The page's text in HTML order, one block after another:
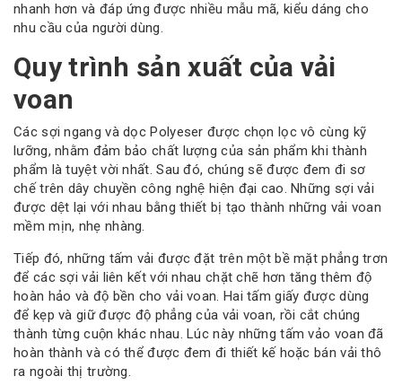
nhanh hơn và đáp ứng được nhiều mẫu mã, kiểu dáng cho
nhu cầu của người dùng.
Quy trình sản xuất của vải
voan
Các sợi ngang và dọc Polyeser được chọn lọc vô cùng kỹ
lưỡng, nhằm đảm bảo chất lượng của sản phẩm khi thành
phẩm là tuyệt vời nhất. Sau đó, chúng sẽ được đem đi sơ
chế trên dây chuyền công nghệ hiện đại cao. Những sợi vải
được dệt lại với nhau bằng thiết bị tạo thành những vải voan
mềm mịn, nhẹ nhàng.
Tiếp đó, những tấm vải được đặt trên một bề mặt phẳng trơn
để các sợi vải liên kết với nhau chặt chẽ hơn tăng thêm độ
hoàn hảo và độ bền cho vải voan. Hai tấm giấy được dùng
để kẹp và giữ được độ phẳng của vải voan, rồi cắt chúng
thành từng cuộn khác nhau. Lúc này những tấm vảo voan đã
hoàn thành và có thể được đem đi thiết kế hoặc bán vải thô
ra ngoài thị trường.